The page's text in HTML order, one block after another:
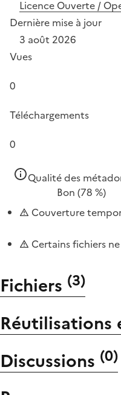
Licence Ouverte /
Dernière mise à jour
3 août 2026
Vues
0
Téléchargements
0
Qualité des
Bon (78 %)
Couverture
Certains fichiers
Fichiers (3)
Réutilisations
Discussions (0)